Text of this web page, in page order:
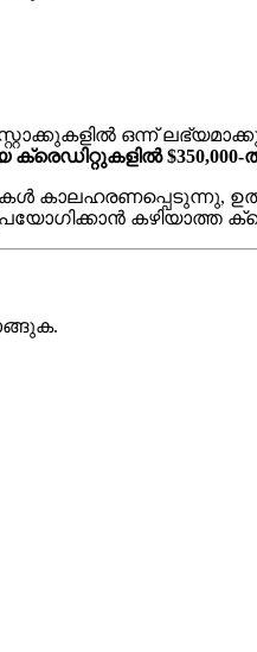
ഒന്ന്
$350,000-
ഉപയോഗിക്കാൻ